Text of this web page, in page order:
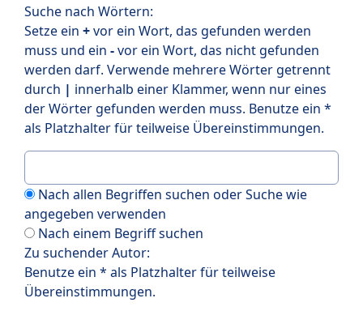
Suche nach Wörtern:
Setze ein +vor ein Wort, das gefunden werden
muss und ein -vor ein Wort, das nicht gefunden
werden darf. Verwende mehrere Wörter getrennt
durch | innerhalb einer Klammer, wenn nur eines
der Wörter gefunden werden muss. Benutze ein *
als Platzhalter für teilweise Übereinstimmungen.
Nach allen Begriffen suchen oder Suche wie
angegeben verwenden
Nach einem Begriff suchen
Zu suchender Autor:
Benutze ein * als Platzhalter für teilweise
Übereinstimmungen.